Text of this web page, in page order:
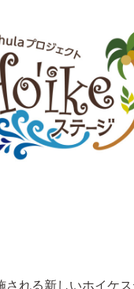
される新しいホイケ